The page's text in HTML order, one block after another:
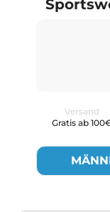
Versand
Gratis ab